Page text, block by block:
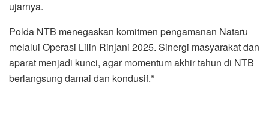
ujarnya.
Polda NTB menegaskan komitmen pengamanan Nataru
melalui Operasi Lilin Rinjani 2025. Sinergi masyarakat dan
aparat menjadi kunci, agar momentum akhir tahun di NTB
berlangsung damai dan kondusif.*